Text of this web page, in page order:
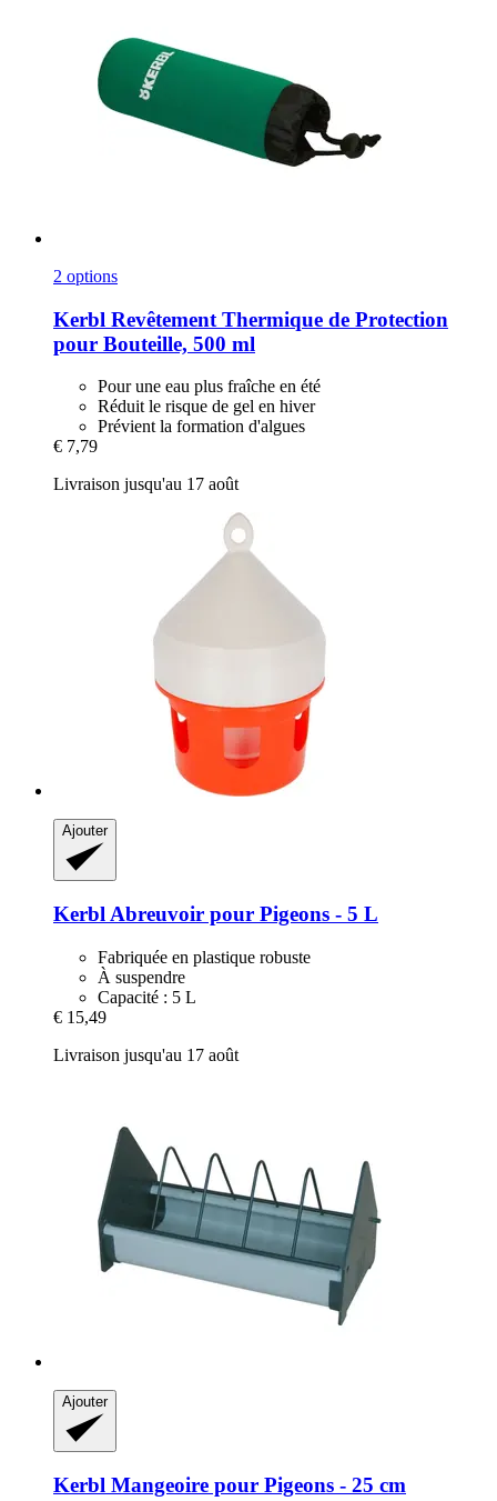
2 options
Kerbl Revêtement Thermique de Protection
pour Bouteille, 500 ml
Pour une eau plus fraîche en été
Réduit le risque de gel en hiver
Prévient la formation d'algues
€ 7,79
Livraison jusqu'au 17 août
Ajouter
Kerbl Abreuvoir pour Pigeons -​ 5 L
Fabriquée en plastique robuste
À suspendre
Capacité : 5 L
€ 15,49
Livraison jusqu'au 17 août
Ajouter
Kerbl Mangeoire pour Pigeons -​ 25 cm